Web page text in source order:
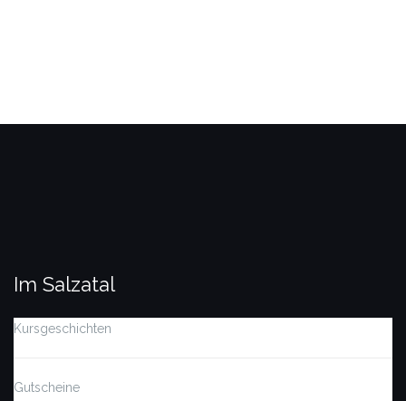
Im Salzatal
Kursgeschichten
Gutscheine